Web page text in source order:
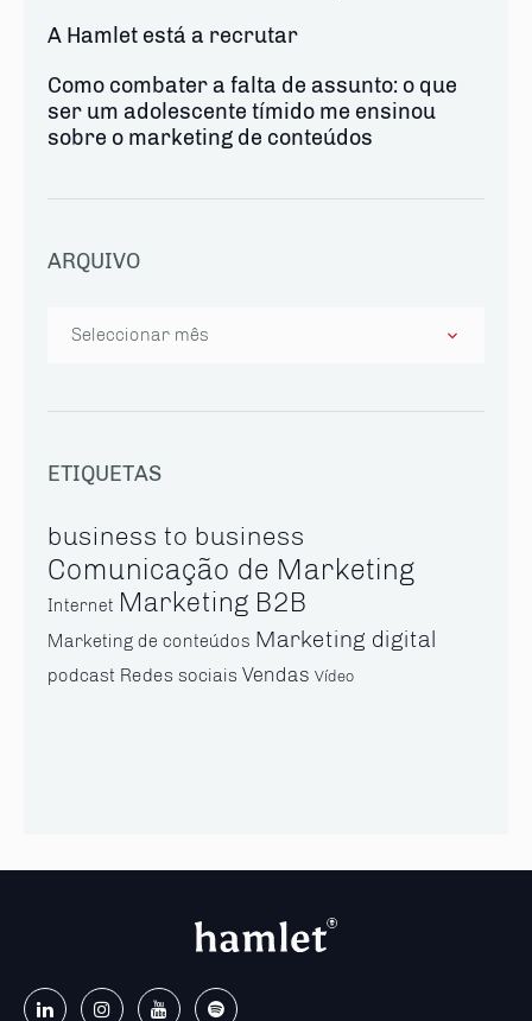
A Hamlet está a recrutar
Como combater a falta de assunto: o que
ser um adolescente tímido me ensinou
sobre o marketing de conteúdos
ARQUIVO
ETIQUETAS
business to business
Comunicação de Marketing
Internet Marketing B2B
Marketing de conteúdos Marketing digital
podcast Redes sociais Vendas Vídeo